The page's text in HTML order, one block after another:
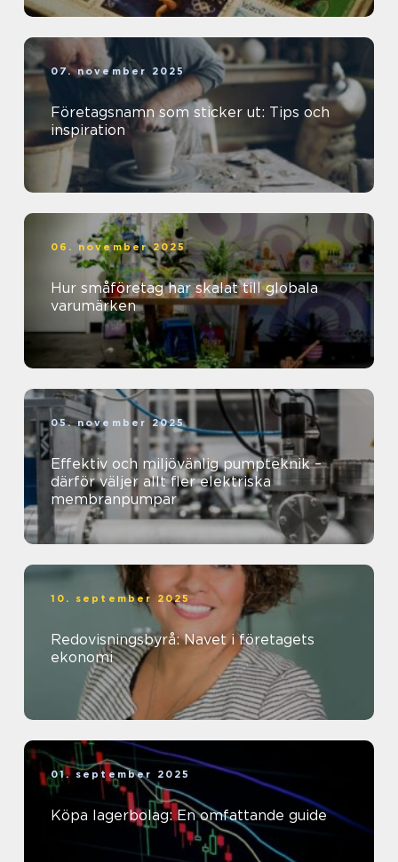
07. november 2025
Företagsnamn som sticker ut: Tips och
inspiration
06. november 2025
Hur småföretag har skalat till globala
varumärken
05. november 2025
Effektiv och miljövänlig pumpteknik –
därför väljer allt fler elektriska
membranpumpar
10. september 2025
Redovisningsbyrå: Navet i företagets
ekonomi
01. september 2025
Köpa lagerbolag: En omfattande guide